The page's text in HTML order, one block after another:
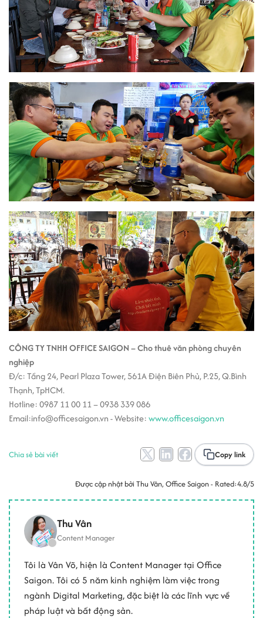
CÔNG TY TNHH OFFICE SAIGON – Cho thuê văn phòng chuyên
nghiệp
Đ/c: Tầng 24, Pearl Plaza Tower, 561A Điện Biên Phủ, P.25, Q.Bình
Thạnh, TpHCM.
Hotline: 0987 11 00 11 – 0938 339 086
Email:info@officesaigon.vn - Website:www.officesaigon.vn
Chia sẻ bài viết Copy link
Được cập nhật bởi Thu Vân, Office Saigon - Rated:4.8/5
Thu Vân
Content Manager
Tôi là Vân Võ, hiện là Content Manager tại Office
Saigon. Tôi có 5 năm kinh nghiệm làm việc trong
ngành Digital Marketing, đặc biệt là các lĩnh vực về
pháp luật và bất động sản.